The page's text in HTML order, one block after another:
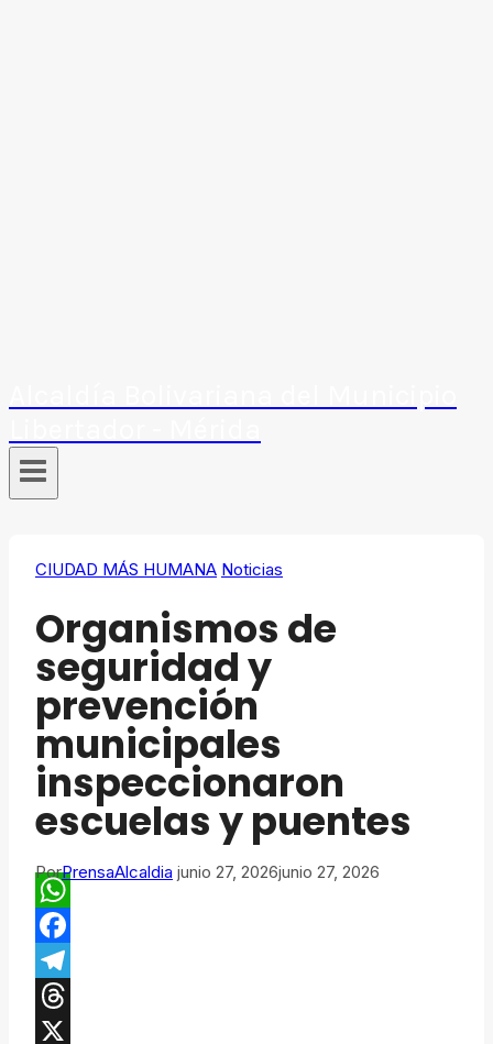
CIUDAD MÁS HUMANA Noticias
Organismos de
seguridad y
prevención
municipales
inspeccionaron
escuelas y puentes
PorPrensaAlcaldia junio 27, 2026junio 27, 2026
WhatsApp
Facebook
Telegram
Threads